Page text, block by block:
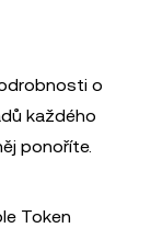
o
každého
ponoříte.
Token